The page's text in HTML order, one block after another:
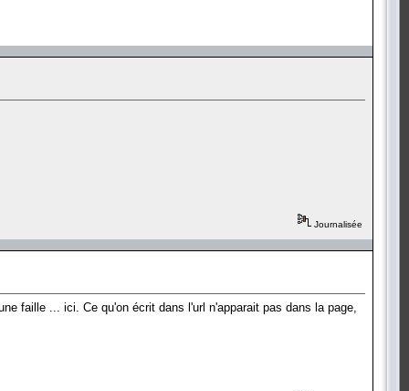
Journalisée
faille ... ici. Ce qu'on écrit dans l'url n'apparait pas dans la page,